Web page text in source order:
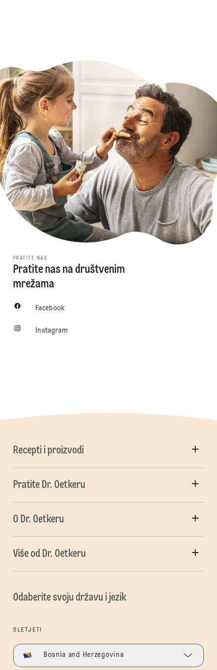
PRATITE NAS
Pratite nas na društvenim
mrežama
Facebook
Instagram
Recepti i proizvodi
Pratite Dr. Oetkeru
O Dr. Oetkeru
Više od Dr. Oetkeru
Odaberite svoju državu i jezik
SLETJETI
Bosnia and Herzegovina